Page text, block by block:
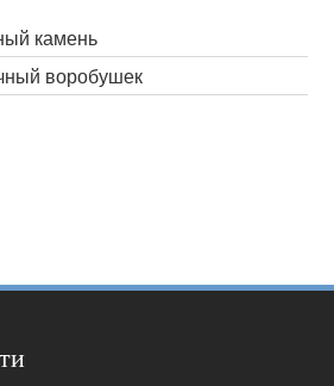
камень
воробушек